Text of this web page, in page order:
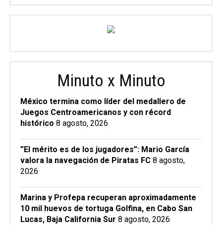
Minuto x Minuto
México termina como líder del medallero de
Juegos Centroamericanos y con récord
histórico 8 agosto, 2026
”El mérito es de los jugadores”: Mario García
valora la navegación de Piratas FC 8 agosto,
2026
Marina y Profepa recuperan aproximadamente
10 mil huevos de tortuga Golfina, en Cabo San
Lucas, Baja California Sur 8 agosto, 2026